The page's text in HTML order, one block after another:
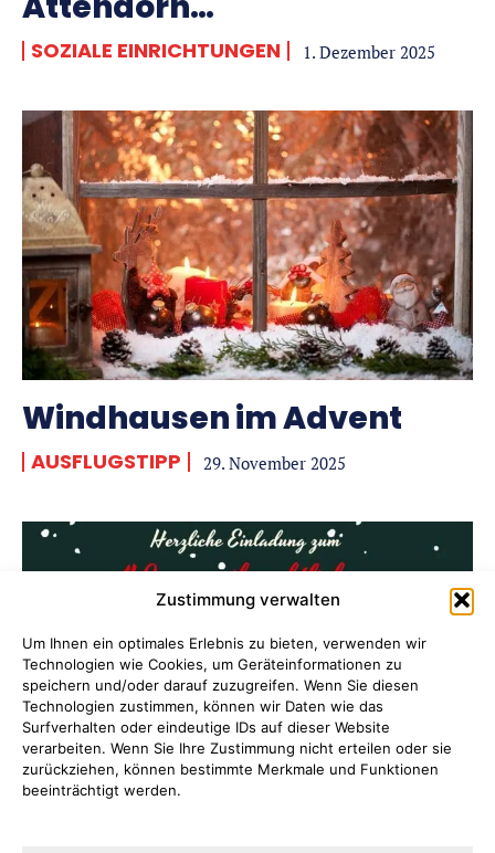
Zustimmung verwalten
Um Ihnen ein optimales Erlebnis zu bieten, verwenden wir
Technologien wie Cookies, um Geräteinformationen zu
speichern und/oder darauf zuzugreifen. Wenn Sie diesen
Technologien zustimmen, können wir Daten wie das
Surfverhalten oder eindeutige IDs auf dieser Website
verarbeiten. Wenn Sie Ihre Zustimmung nicht erteilen oder sie
zurückziehen, können bestimmte Merkmale und Funktionen
beeinträchtigt werden.
SOZIALE EINRICHTUNGEN 1. Dezember 2025
Windhausen im Advent
AUSFLUGSTIPP 29. November 2025